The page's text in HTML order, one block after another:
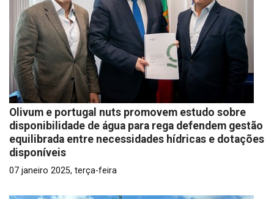
Olivum e portugal nuts promovem estudo sobre
disponibilidade de água para rega defendem gestão
equilibrada entre necessidades hídricas e dotações
disponíveis
07 janeiro 2025, terça-feira